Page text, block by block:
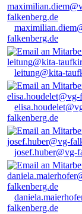
falkenberg.de
leitung@kita-
falkenberg.de
josef.huber@vg-
falkenberg.de